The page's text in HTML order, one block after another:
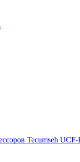
Tecumseh